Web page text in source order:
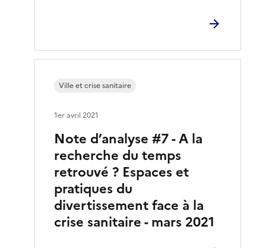
Note d’analyse #7 - A la
recherche du temps
retrouvé ? Espaces et
pratiques du
divertissement face à la
crise sanitaire - mars 2021
Ville et crise sanitaire
1er avril 2021